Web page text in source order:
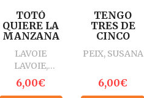
TOTÓ
QUIERE LA
MANZANA
LAVOIE
LAVOIE,
MATHIEU
6,00€
TENGO
TRES DE
CINCO
PEIX, SUSANA
6,00€